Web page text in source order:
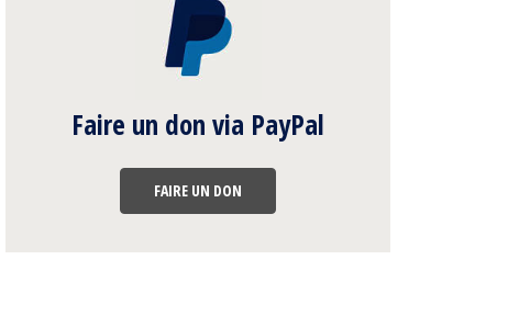
Faire un don via PayPal
FAIRE UN DON